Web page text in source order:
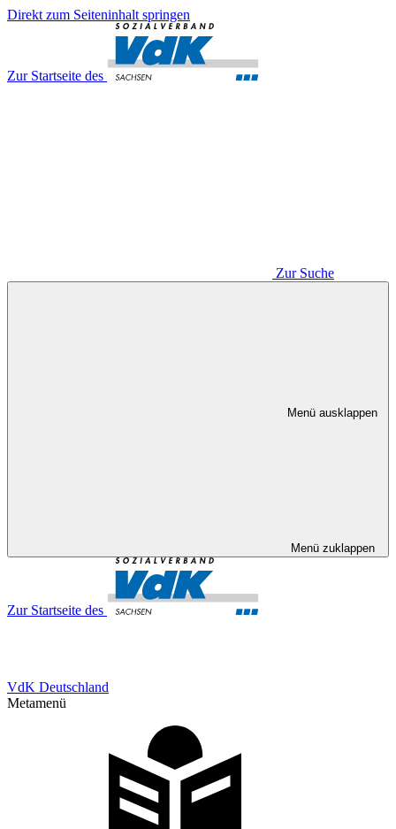
Direkt zum Seiteninhalt springen
Zur Startseite des
Zur Suche
Menü ausklappen
Menü zuklappen
Zur Startseite des
VdK Deutschland
Metamenü